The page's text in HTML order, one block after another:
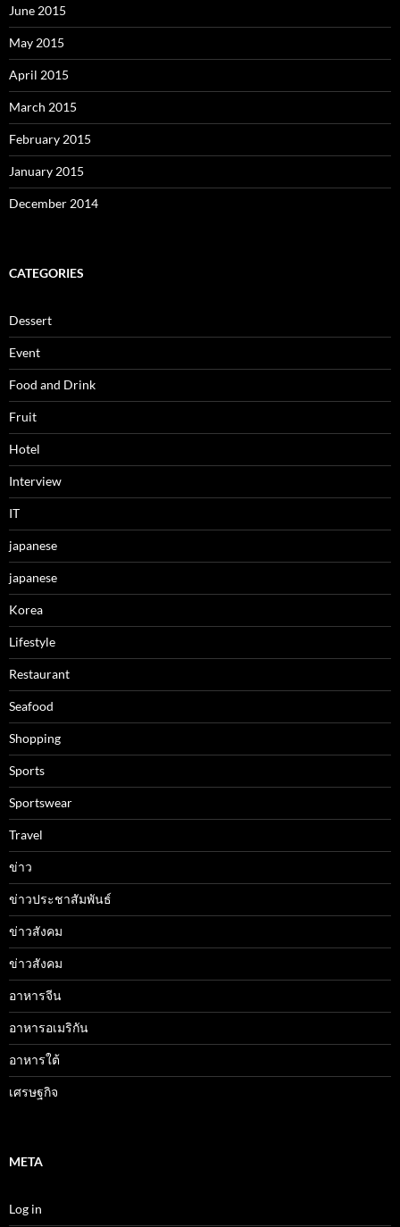
June 2015
May 2015
April 2015
March 2015
February 2015
January 2015
December 2014
CATEGORIES
Dessert
Event
Food and Drink
Fruit
Hotel
Interview
IT
japanese
japanese
Korea
Lifestyle
Restaurant
Seafood
Shopping
Sports
Sportswear
Travel
ข่าว
ข่าวประชาสัมพันธ์
ข่าวสังคม
ข่าวสังคม
อาหารจีน
อาหารอเมริกัน
อาหารใต้
เศรษฐกิจ
META
Log in